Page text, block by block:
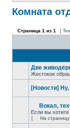
Комната
Страница 1 из 1 [
Две
Жестокое
[Новости]
Вокал,
Если вы
[ На страницу: